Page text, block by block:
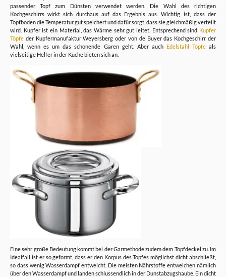
passender Topf zum Dünsten verwendet werden. Die Wahl des richtigen
Kochgeschirrs wirkt sich durchaus auf das Ergebnis aus. Wichtig ist, dass der
Topfboden die Temperatur gut speichert und dafür sorgt, dass sie gleichmäßig verteilt
wird. Kupfer ist ein Material, das Wärme sehr gut leitet. Entsprechend sind Kupfer
Töpfe der Kupfermanufaktur Weyersberg oder von de Buyer das Kochgeschirr der
Wahl, wenn es um das schonende Garen geht. Aber auch Edelstahl Töpfeals
vielseitige Helfer in der Küche bieten sich an.
Eine sehr große Bedeutung kommt bei der Garmethode zudem dem Topfdeckel zu. Im
Idealfall ist er so geformt, dass er den Korpus des Topfes möglichst dicht abschließt,
so dass wenig Wasserdampf entweicht. Die meisten Nährstoffe entweichen nämlich
über den Wasserdampf und landen schlussendlich in der Dunstabzugshaube. Ein dicht